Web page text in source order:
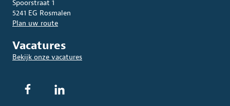
Spoorstraat 1
5241 EG Rosmalen
Plan uw route
Vacatures
Bekijk onze vacatures